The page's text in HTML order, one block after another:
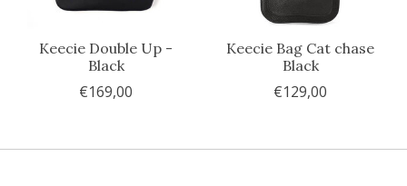
Keecie Double Up -
Black
€169,00
Keecie Bag Cat chase
Black
€129,00